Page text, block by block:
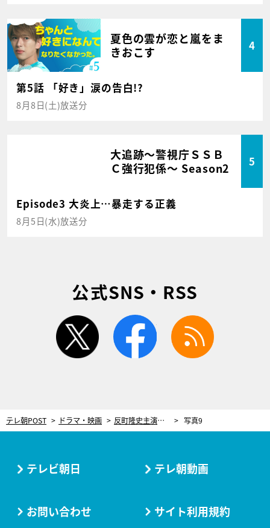
夏色の雲が恋と嵐をま
きおこす
4
第5話 「好き」涙の告白!?
8月8日(土)放送分
大追跡～警視庁ＳＳＢ
Ｃ強行犯係～ Season2
5
Episode3 大炎上…暴走する正義
8月5日(水)放送分
公式SNS・RSS
twitter facebook
テレ朝POST ドラマ・映画 反町隆史主演『グレイトギフト』が遂にスタート！かつてないサバイバル医療ミステリー 写真9
テレビ朝日 テレ朝動画
お問い合わせ サイト利用規約